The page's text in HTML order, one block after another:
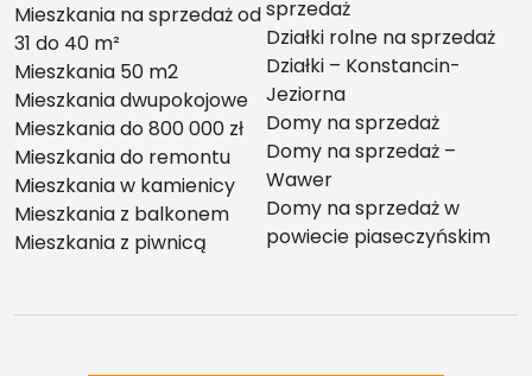
Mieszkania na sprzedaż od
31 do 40 m²
Mieszkania 50 m2
Mieszkania dwupokojowe
Mieszkania do 800 000 zł
Mieszkania do remontu
Mieszkania w kamienicy
Mieszkania z balkonem
Mieszkania z piwnicą
sprzedaż
Działki rolne na sprzedaż
Działki – Konstancin-
Jeziorna
Domy na sprzedaż
Domy na sprzedaż –
Wawer
Domy na sprzedaż w
powiecie piaseczyńskim